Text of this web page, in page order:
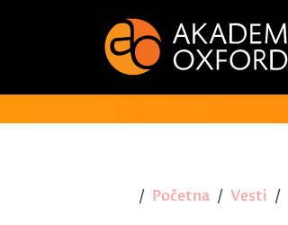
Početna Vesti